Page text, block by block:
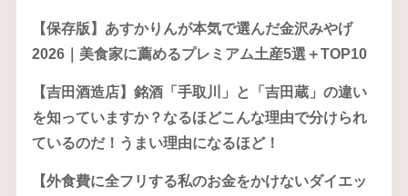
【保存版】あすかりんが本気で選んだ金沢みやげ
2026｜美食家に薦めるプレミアム土産5選＋TOP10
【吉田酒造店】銘酒「手取川」と「吉田蔵」の違い
を知っていますか？なるほどこんな理由で分けられ
ているのだ！うまい理由になるほど！
【外食費に全フリする私のお金をかけないダイエッ